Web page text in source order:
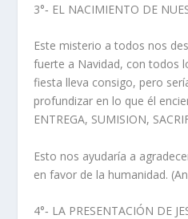
3°‑ EL NACIMIENTO DE
Este misterio a todos nos
fuerte a Navidad, con todos
fiesta lleva consigo, pero
profundizar en lo que él
ENTREGA, SUMISION,
Esto nos ayudaría a
en favor de la humanidad.
4°‑ LA PRESENTACIÓN DE